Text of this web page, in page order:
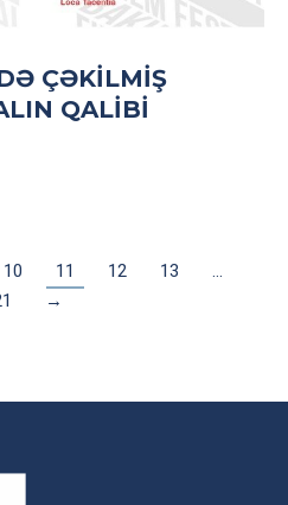
ÇƏKILMIŞ
QALIBI
10 11 12 13
…
→